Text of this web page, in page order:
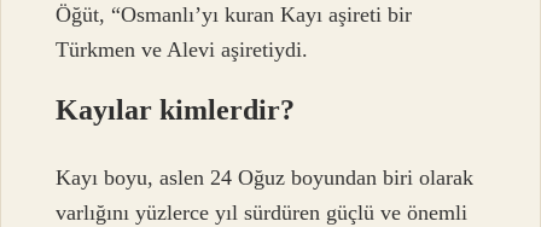
Öğüt, “Osmanlı’yı kuran Kayı aşireti bir
Türkmen ve Alevi aşiretiydi.
Kayılar kimlerdir?
Kayı boyu, aslen 24 Oğuz boyundan biri olarak
varlığını yüzlerce yıl sürdüren güçlü ve önemli